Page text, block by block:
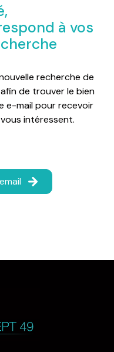
à vos
recherche de
de trouver le bien
e-mail pour recevoir
intéressent.